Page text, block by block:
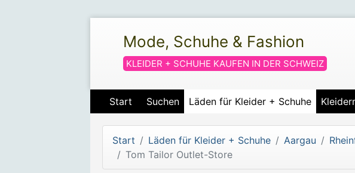
Mode, Schuhe & Fashion
KLEIDER + SCHUHE KAUFEN IN DER SCHWEIZ
Start Suchen Läden für Kleider + Schuhe
Start Läden für Kleider + Schuhe Aargau
Tom Tailor Outlet-Store